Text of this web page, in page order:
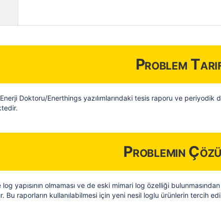
Problem
Doktoru/Enerthings yazılımlarındaki tesis raporu ve
Problemin
yapısının olmaması ve de eski mimari log özelliği
Bu raporların kullanılabilmesi için yeni nesil loglu ürünlerin tercih